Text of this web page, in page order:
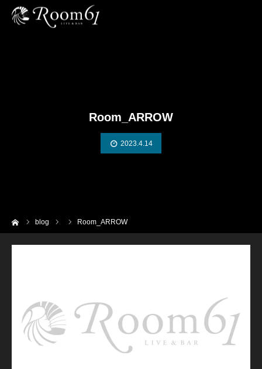
Room_ARROW
2023.4.14
blog Room_ARROW